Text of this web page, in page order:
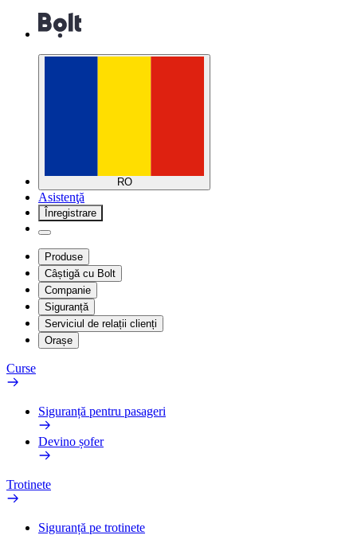
RO
Asistenţă
Înregistrare
Produse
Câștigă cu Bolt
Companie
Siguranță
Serviciul de relații clienți
Orașe
Curse
Siguranță pentru pasageri
Devino șofer
Trotinete
Siguranță pe trotinete